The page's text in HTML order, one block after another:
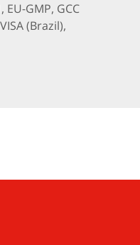
EU-GMP, GCC
(Brazil),